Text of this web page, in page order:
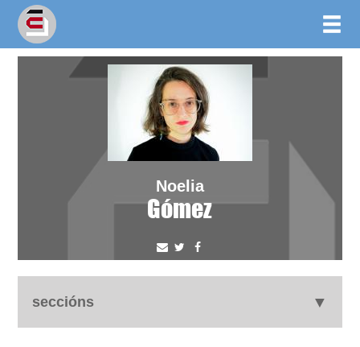
Noelia
Gómez
seccións